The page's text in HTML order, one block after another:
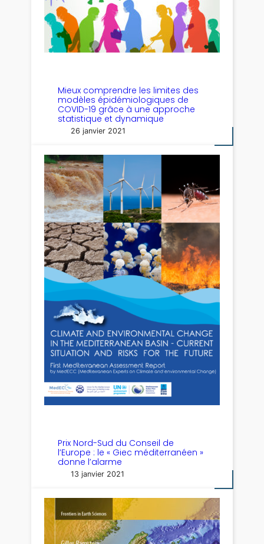
Mieux comprendre les limites des
modèles épidémiologiques de
COVID-19 grâce à une approche
statistique et dynamique
26 janvier 2021
Prix Nord-Sud du Conseil de
l’Europe : le « Giec méditerranéen »
donne l’alarme
13 janvier 2021